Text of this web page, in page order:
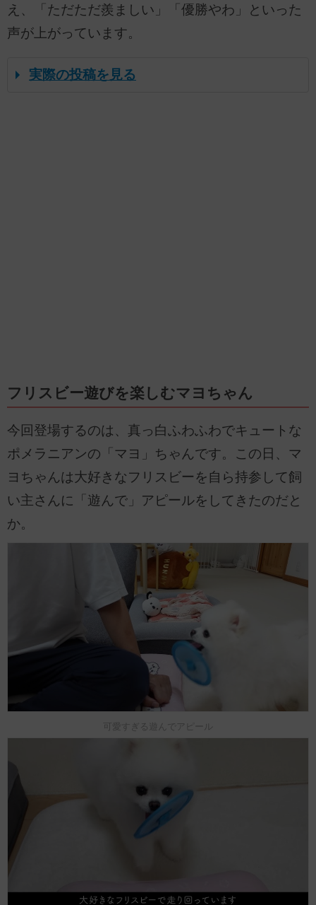
え、「ただただ羨ましい」「優勝やわ」といった
声が上がっています。
実際の投稿を見る
フリスビー遊びを楽しむマヨちゃん
今回登場するのは、真っ白ふわふわでキュートな
ポメラニアンの「マヨ」ちゃんです。この日、マ
ヨちゃんは大好きなフリスビーを自ら持参して飼
い主さんに「遊んで」アピールをしてきたのだと
か。
可愛すぎる遊んでアピール